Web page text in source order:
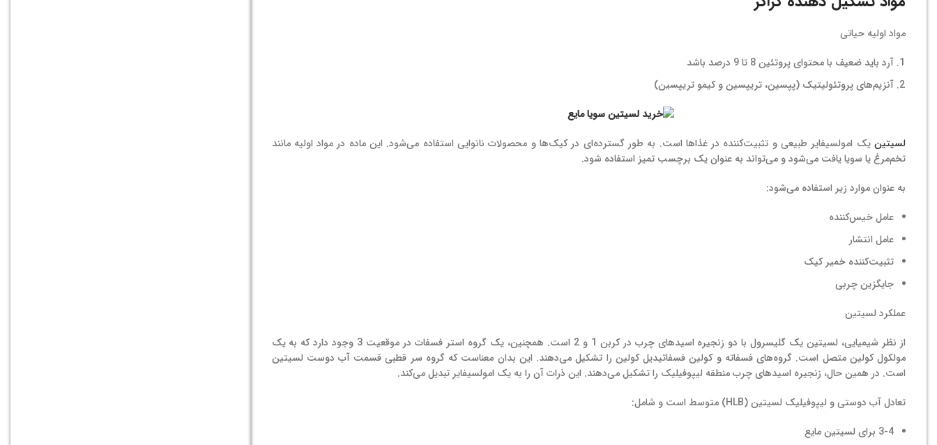
مواد اولیه حیاتی
آرد باید ضعیف با محتوای پروتئین 8 تا 9 درصد باشد
آنزیم‌های پروتئولیتیک (پپسین، تریپسین و کیمو تریپسین)
لسیتین یک امولسیفایر طبیعی و تثبیت‌کننده در غذاها است. به طور گسترده‌ای در کیک‌ها و محصولات نانوایی استفاده می‌شود. این ماده در مواد اولیه مانند
تخم‌مرغ یا سویا یافت می‌شود و می‌تواند به عنوان یک برچسب تمیز استفاده شود.
به عنوان موارد زیر استفاده می‌شود:
عامل خیس‌کننده
عامل انتشار
تثبیت‌کننده خمیر کیک
جایگزین چربی
عملکرد لسیتین
از نظر شیمیایی، لسیتین یک گلیسرول با دو زنجیره اسیدهای چرب در کربن 1 و 2 است. همچنین، یک گروه استر فسفات در موقعیت 3 وجود دارد که به یک
مولکول کولین متصل است. گروه‌های فسفاته و کولین فسفاتیدیل کولین را تشکیل می‌دهند. این بدان معناست که گروه سر قطبی قسمت آب دوست لسیتین
است. در همین حال، زنجیره اسیدهای چرب منطقه لیپوفیلیک را تشکیل می‌دهند. این ذرات آن را به یک امولسیفایر تبدیل می‌کند.
تعادل آب دوستی و لیپوفیلیک لسیتین (HLB) متوسط است و شامل:
3-4 برای لسیتین مایع